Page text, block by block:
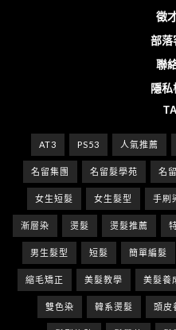
徵
部落
聯
隱私
AT3 PS53 人氣推薦
名留集團 名留髮學苑 名
女生短髮 女生髮型 手刷
漸層染 燙髮 燙髮推薦
男生髮型 短髮 簡單編髮
縮毛矯正 美髮教學 美髮養
雙色染 韓系燙髮 頭皮